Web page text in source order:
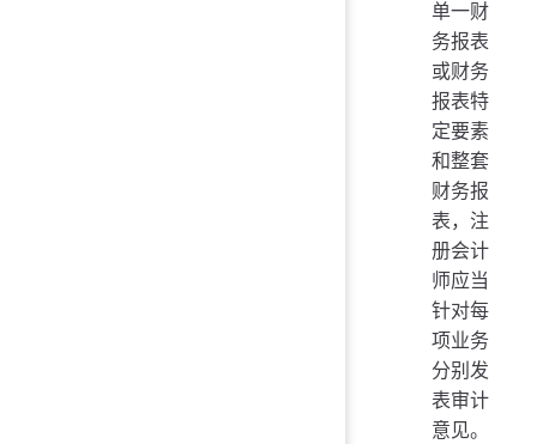
单一财
务报表
或财务
报表特
定要素
和整套
财务报
表，注
册会计
师应当
针对每
项业务
分别发
表审计
意见。